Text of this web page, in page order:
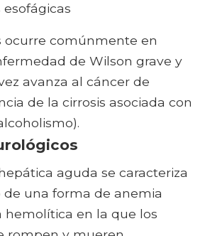
ocurre comúnmente en
de Wilson grave y
avanza al cáncer de
de la cirrosis asociada con
aguda se caracteriza
de una forma de anemia
hemolítica en la que los